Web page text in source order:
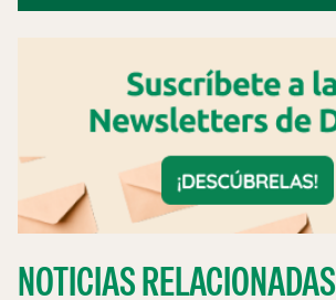
NOTICIAS RELACIONADAS